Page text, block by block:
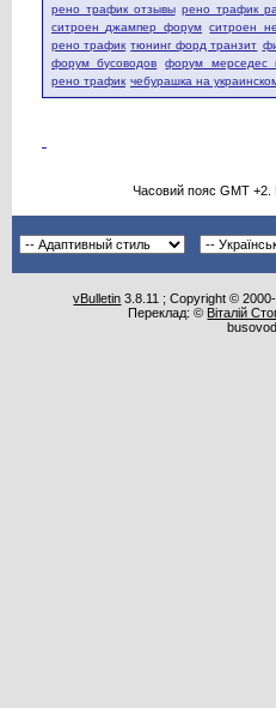
рено трафик отзывы рено трафик
ситроен джампер форум ситроен
рено трафик тюнинг форд транзит
форум бусоводов
форум мерседес
рено трафик чебурашка на
Часовий пояс GMT +2.
vBulletin 3.8.11 ; Copyright ©
Переклад: © Віталій